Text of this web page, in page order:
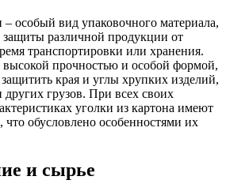
особый вид упаковочного материала,
различной продукции от
транспортировки или хранения.
высокой прочностью и особой формой,
защитить края и углы хрупких изделий,
других грузов. При всех своих
уголки из картона имеют
что обусловлено особенностями их
и сырье